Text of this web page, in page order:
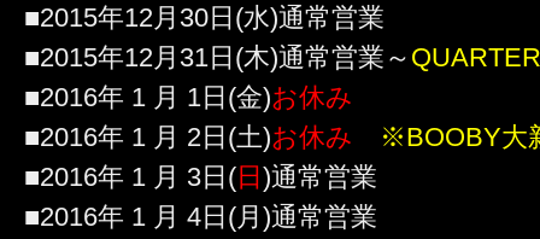
■2015年12月30日(水)通常営業
■2015年12月31日(木)通常営業～
■2016年 1 月 1日(金)お休み
■2016年 1 月 2日(土)お休み
※BOOBY大
■2016年 1 月 3日(日)通常営業
■2016年 1 月 4日(月)通常営業